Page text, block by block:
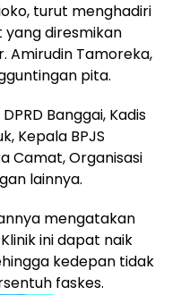
turut menghadiri
diresmikan
Amirudin Tamoreka,
pita.
Banggai, Kadis
Kepala BPJS
Camat, Organisasi
lainnya.
mengatakan
ini dapat naik
kedepan tidak
faskes.